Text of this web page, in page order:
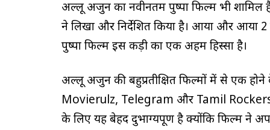
अल्लू अर्जुन का नवीनतम पुष्पा फिल्म भी शामिल
ने लिखा और निर्देशित किया है। आर्या और
पुष्पा फिल्म इस कड़ी का एक अहम हिस्सा है।
अल्लू अर्जुन की बहुप्रतीक्षित फिल्मों में से एक
Movierulz, Telegram और Tamil Rockers
के लिए यह बेहद दुर्भाग्यपूर्ण है क्योंकि फिल्म ने